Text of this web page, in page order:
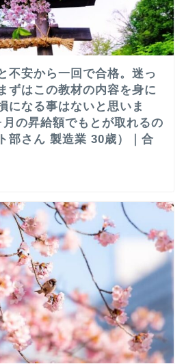
不安から一回で合格。迷っ
ずはこの教材の内容を身に
になる事はないと思いま
の昇給額でもとが取れるの
部さん 製造業 30歳）｜合